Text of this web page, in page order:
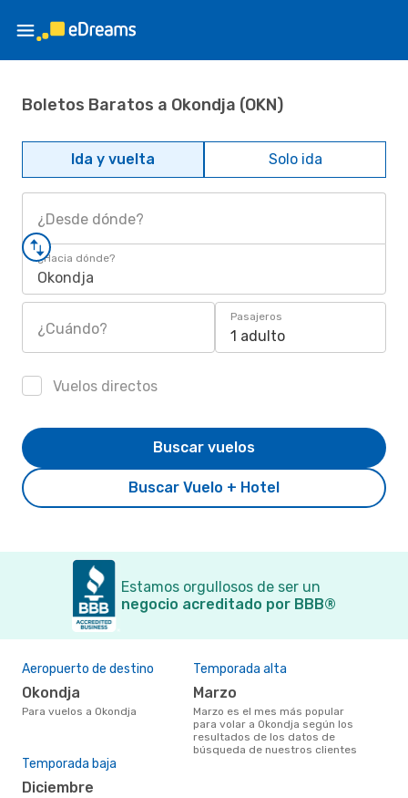
Boletos Baratos a Okondja (OKN)
Ida y vuelta Solo ida
¿Desde dónde?
¿Hacia dónde?
Okondja
¿Cuándo?
Pasajeros
1 adulto
Vuelos directos
Buscar Vuelo + Hotel
Buscar vuelos
Estamos orgullosos de ser un
negocio acreditado por BBB®
Aeropuerto de destino
Okondja
Para vuelos a Okondja
Temporada alta
marzo
marzo es el mes más popular
para volar a Okondja según los
resultados de los datos de
búsqueda de nuestros clientes
Temporada baja
diciembre